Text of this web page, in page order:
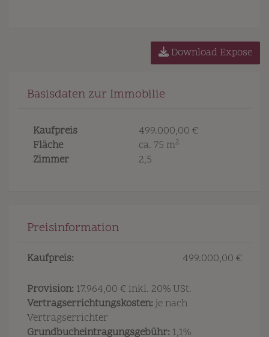
Download Expose
Basisdaten zur Immobilie
Kaufpreis
499.000,00 €
Fläche
ca. 75 m2
Zimmer 2,5
Preisinformation
Kaufpreis: 499.000,00 €
Provision: 17.964,00 € inkl. 20% USt.
Vertragserrichtungskosten: je nach
Vertragserrichter
Grundbucheintragungsgebühr: 1,1%